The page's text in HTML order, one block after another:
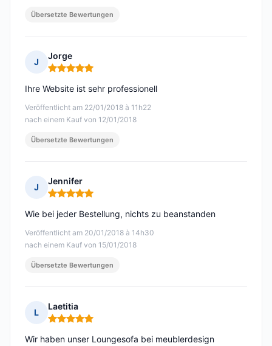
Übersetzte Bewertungen
J
Jorge
Hinweis: 5 von 5
Veröffentlicht am 22/01/2018 à 11h22
nach einem Kauf von 12/01/2018
Ihre Website ist sehr professionell
Übersetzte Bewertungen
J
Jennifer
Hinweis: 5 von 5
Veröffentlicht am 20/01/2018 à 14h30
nach einem Kauf von 15/01/2018
Wie bei jeder Bestellung, nichts zu beanstanden
Übersetzte Bewertungen
L
Laetitia
Hinweis: 5 von 5
Wir haben unser Loungesofa bei meublerdesign